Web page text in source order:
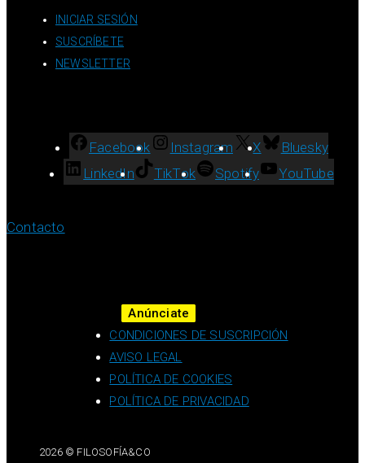
INICIAR SESIÓN
SUSCRÍBETE
NEWSLETTER
Facebook Instagram X
Bluesky
LinkedIn
TikTok Spotify YouTube
Contacto
Anúnciate
CONDICIONES DE SUSCRIPCIÓN
AVISO LEGAL
POLÍTICA DE COOKIES
POLÍTICA DE PRIVACIDAD
2026 © FILOSOFÍA&CO